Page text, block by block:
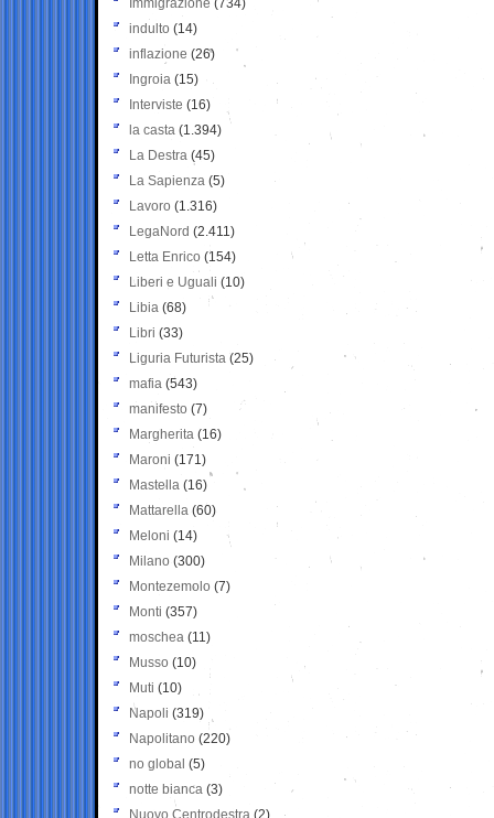
Immigrazione (734)
indulto (14)
inflazione (26)
Ingroia (15)
Interviste (16)
la casta (1.394)
La Destra (45)
La Sapienza (5)
Lavoro (1.316)
LegaNord (2.411)
Letta Enrico (154)
Liberi e Uguali (10)
Libia (68)
Libri (33)
Liguria Futurista (25)
mafia (543)
manifesto (7)
Margherita (16)
Maroni (171)
Mastella (16)
Mattarella (60)
Meloni (14)
Milano (300)
Montezemolo (7)
Monti (357)
moschea (11)
Musso (10)
Muti (10)
Napoli (319)
Napolitano (220)
no global (5)
notte bianca (3)
Nuovo Centrodestra (2)